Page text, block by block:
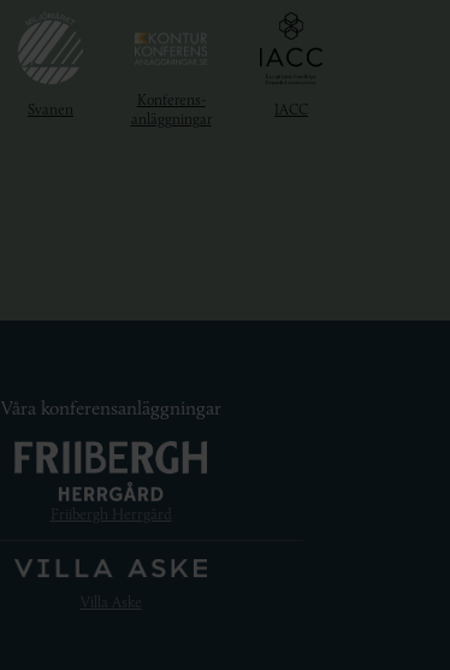
Svanen
Konferens-
anläggningar
IACC
Våra konferensanläggningar
Friibergh Herrgård
Villa Aske